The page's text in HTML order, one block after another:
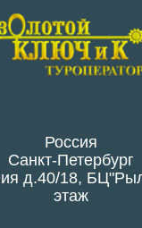
Россия
Санкт-Петербург
д.40/18,
этаж